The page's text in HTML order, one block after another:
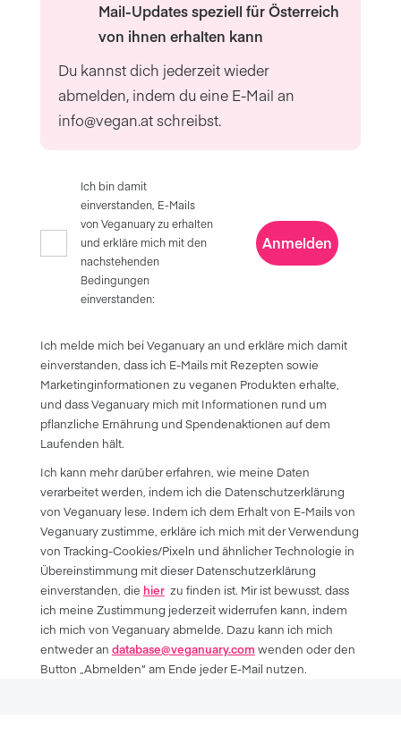
Mail-Updates speziell für Österreich
von ihnen erhalten kann
Du kannst dich jederzeit wieder
abmelden, indem du eine E-Mail an
info@vegan.atschreibst.
Ich bin damit
einverstanden, E-Mails
von Veganuary zu erhalten
und erkläre mich mit den
nachstehenden
Bedingungen
einverstanden:
Anmelden
Ich melde mich bei Veganuary an und erkläre mich damit
einverstanden, dass ich E-Mails mit Rezepten sowie
Marketinginformationen zu veganen Produkten erhalte,
und dass Veganuary mich mit Informationen rund um
pflanzliche Ernährung und Spendenaktionen auf dem
Laufenden hält.
Ich kann mehr darüber erfahren, wie meine Daten
verarbeitet werden, indem ich die Datenschutzerklärung
von Veganuary lese. Indem ich dem Erhalt von E-Mails von
Veganuary zustimme, erkläre ich mich mit der Verwendung
von Tracking-Cookies/Pixeln und ähnlicher Technologie in
Übereinstimmung mit dieser Datenschutzerklärung
einverstanden, die hierzu finden ist. Mir ist bewusst, dass
ich meine Zustimmung jederzeit widerrufen kann, indem
ich mich von Veganuary abmelde. Dazu kann ich mich
entweder an database@veganuary.com wenden oder den
Button „Abmelden” am Ende jeder E-Mail nutzen.